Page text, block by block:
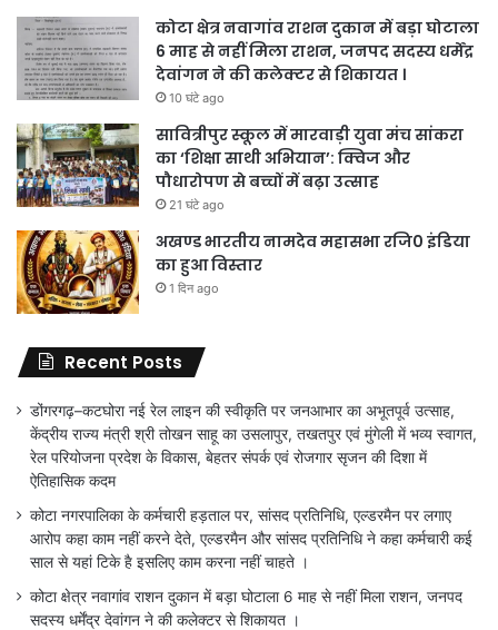
कोटा क्षेत्र नवागांव राशन दुकान में बड़ा घोटाला
6 माह से नहीं मिला राशन, जनपद सदस्य धर्मेंद्र
देवांगन ने की कलेक्टर से शिकायत ।
10 घंटे ago
सावित्रीपुर स्कूल में मारवाड़ी युवा मंच सांकरा
का ‘शिक्षा साथी अभियान’: क्विज और
पौधारोपण से बच्चों में बढ़ा उत्साह
21 घंटे ago
अखण्ड भारतीय नामदेव महासभा रजि0 इंडिया
का हुआ विस्तार
1 दिन ago
Recent Posts
डोंगरगढ़–कटघोरा नई रेल लाइन की स्वीकृति पर जनआभार का अभूतपूर्व उत्साह,
केंद्रीय राज्य मंत्री श्री तोखन साहू का उसलापुर, तखतपुर एवं मुंगेली में भव्य स्वागत,
रेल परियोजना प्रदेश के विकास, बेहतर संपर्क एवं रोजगार सृजन की दिशा में
ऐतिहासिक कदम
कोटा नगरपालिका के कर्मचारी हड़ताल पर, सांसद प्रतिनिधि, एल्डरमैन पर लगाए
आरोप कहा काम नहीं करने देते, एल्डरमैन और सांसद प्रतिनिधि ने कहा कर्मचारी कई
साल से यहां टिके है इसलिए काम करना नहीं चाहते ।
कोटा क्षेत्र नवागांव राशन दुकान में बड़ा घोटाला 6 माह से नहीं मिला राशन, जनपद
सदस्य धर्मेंद्र देवांगन ने की कलेक्टर से शिकायत ।